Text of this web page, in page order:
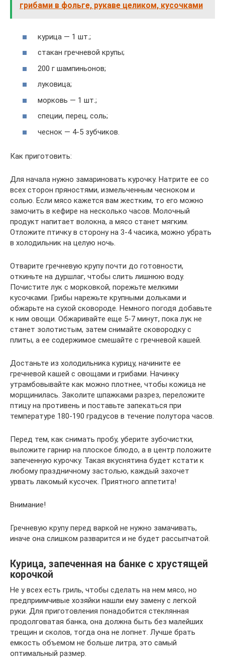
грибами в фольге, рукаве целиком, кусочками
курица — 1 шт.;
стакан гречневой крупы;
200 г шампиньонов;
луковица;
морковь — 1 шт.;
специи, перец, соль;
чеснок — 4-5 зубчиков.
Как приготовить:
Для начала нужно замариновать курочку. Натрите ее со
всех сторон пряностями, измельченным чесноком и
солью. Если мясо кажется вам жестким, то его можно
замочить в кефире на несколько часов. Молочный
продукт напитает волокна, а мясо станет мягким.
Отложите птичку в сторону на 3-4 часика, можно убрать
в холодильник на целую ночь.
Отварите гречневую крупу почти до готовности,
откиньте на дуршлаг, чтобы слить лишнюю воду.
Почистите лук с морковкой, порежьте мелкими
кусочками. Грибы нарежьте крупными дольками и
обжарьте на сухой сковороде. Немного погодя добавьте
к ним овощи. Обжаривайте еще 5-7 минут, пока лук не
станет золотистым, затем снимайте сковородку с
плиты, а ее содержимое смешайте с гречневой кашей.
Достаньте из холодильника курицу, начините ее
гречневой кашей с овощами и грибами. Начинку
утрамбовывайте как можно плотнее, чтобы кожица не
морщинилась. Заколите шпажками разрез, переложите
птицу на противень и поставьте запекаться при
температуре 180-190 градусов в течение полутора часов.
Перед тем, как снимать пробу, уберите зубочистки,
выложите гарнир на плоское блюдо, а в центр положите
запеченную курочку. Такая вкуснятина будет кстати к
любому праздничному застолью, каждый захочет
урвать лакомый кусочек. Приятного аппетита!
Внимание!
Гречневую крупу перед варкой не нужно замачивать,
иначе она слишком разварится и не будет рассыпчатой.
Курица, запеченная на банке с хрустящей
корочкой
Не у всех есть гриль, чтобы сделать на нем мясо, но
предприимчивые хозяйки нашли ему замену с легкой
руки. Для приготовления понадобится стеклянная
продолговатая банка, она должна быть без малейших
трещин и сколов, тогда она не лопнет. Лучше брать
емкость объемом не больше литра, это самый
оптимальный размер.